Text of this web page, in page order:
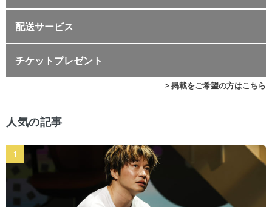
配送サービス
チケットプレゼント
> 掲載をご希望の方はこちら
人気の記事